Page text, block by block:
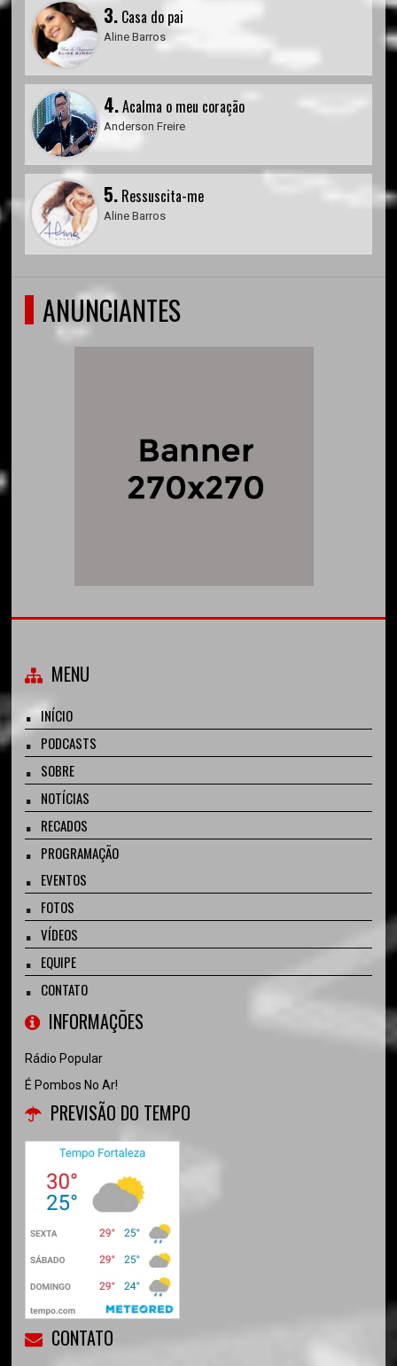
3. Casa do pai
Aline Barros
4.Acalma o meu coração
Anderson Freire
5. Ressuscita-me
Aline Barros
ANUNCIANTES
MENU
INÍCIO
PODCASTS
SOBRE
NOTÍCIAS
RECADOS
PROGRAMAÇÃO
EVENTOS
FOTOS
VÍDEOS
EQUIPE
CONTATO
INFORMAÇÕES
Rádio Popular
É Pombos No Ar!
PREVISÃO DO TEMPO
CONTATO